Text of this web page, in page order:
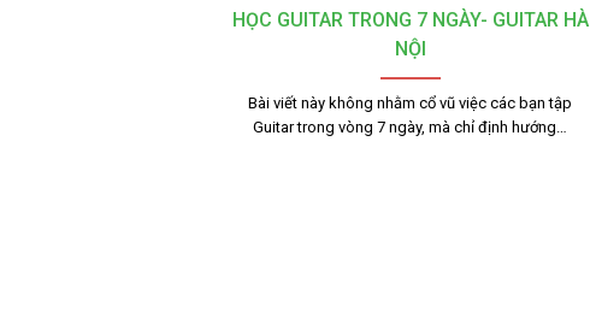
HỌC GUITAR TRONG 7 NGÀY- GUITAR HÀ
NỘI
Bài viết này không nhằm cổ vũ việc các bạn tập
Guitar trong vòng 7 ngày, mà chỉ định hướng…